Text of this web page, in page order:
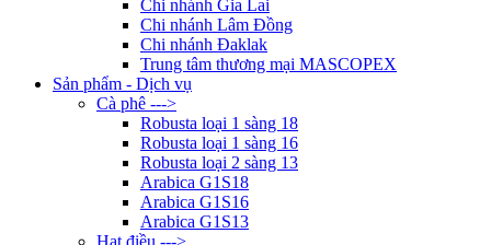
Chi nhánh Gia Lai
Chi nhánh Lâm Đồng
Chi nhánh Đaklak
Trung tâm thương mại MASCOPEX
Sản phẩm - Dịch vụ
Cà phê --->
Robusta loại 1 sàng 18
Robusta loại 1 sàng 16
Robusta loại 2 sàng 13
Arabica G1S18
Arabica G1S16
Arabica G1S13
Hạt điều --->